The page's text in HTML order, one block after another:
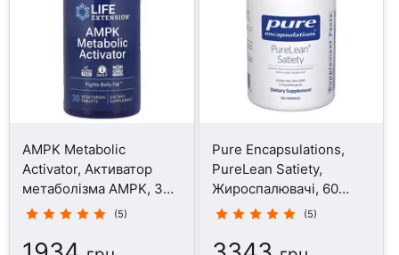
AMPK Metabolic
Activator, Активатор
метаболізма AMPK, 30
таблеток
(5)
Pure Encapsulations,
PureLean Satiety,
Жироспалювачі, 60
капсул
(5)